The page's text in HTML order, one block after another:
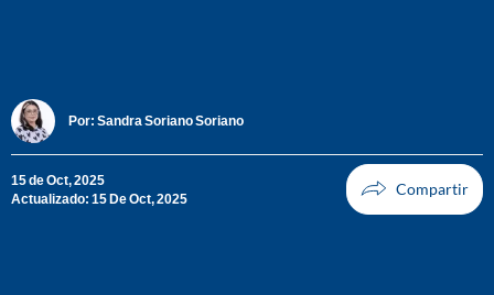
Por: Sandra Soriano Soriano
15 de Oct, 2025
Actualizado: 15 De Oct, 2025